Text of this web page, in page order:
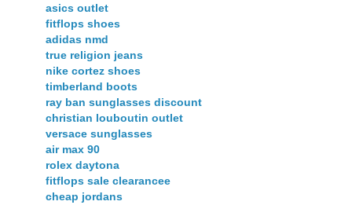
asics outlet
fitflops shoes
adidas nmd
true religion jeans
nike cortez shoes
timberland boots
ray ban sunglasses discount
christian louboutin outlet
versace sunglasses
air max 90
rolex daytona
fitflops sale clearancee
cheap jordans